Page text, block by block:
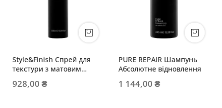
Style&Finish Спрей для
текстури з матовим
928,00 ₴
PURE REPAIR Шампунь
Абсолютне відновлення
1 144,00 ₴